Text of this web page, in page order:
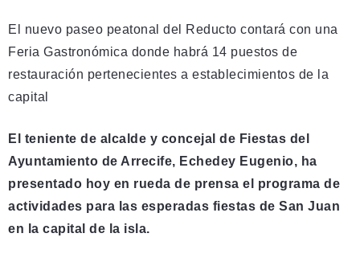
El nuevo paseo peatonal del Reducto contará con una
Feria Gastronómica donde habrá 14 puestos de
restauración pertenecientes a establecimientos de la
capital
El teniente de alcalde y concejal de Fiestas del
Ayuntamiento de Arrecife, Echedey Eugenio, ha
presentado hoy en rueda de prensa el programa de
actividades para las esperadas fiestas de San Juan
en la capital de la isla.